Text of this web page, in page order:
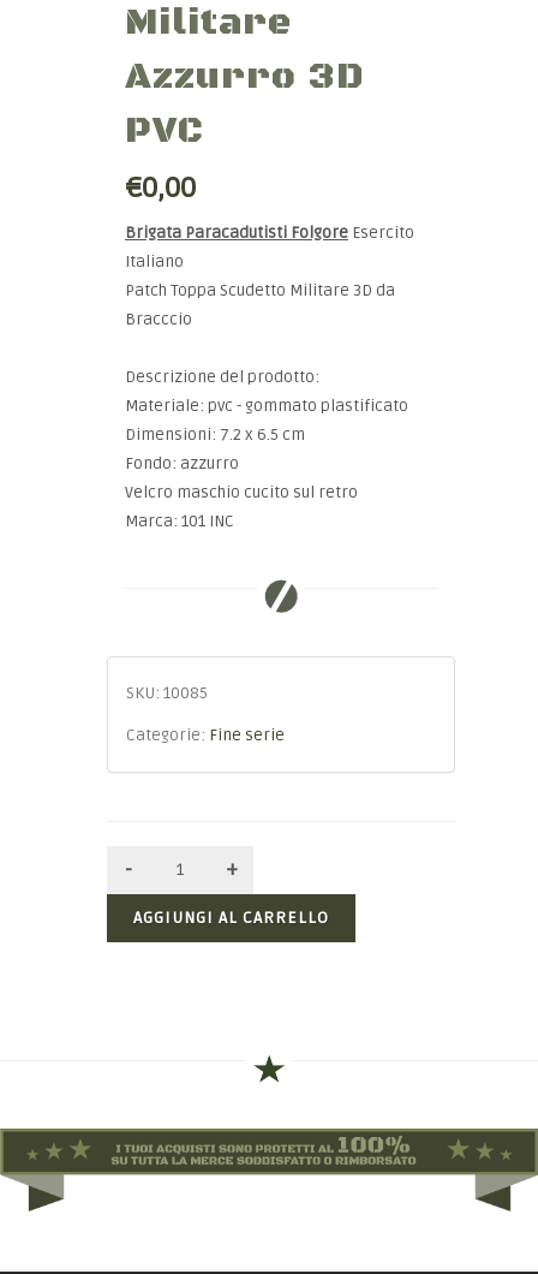
Militare
Azzurro 3D
PVC
€0,00
Brigata Paracadutisti Folgore Esercito
Italiano
Patch Toppa Scudetto Militare 3D da
Bracccio
Descrizione del prodotto:
Materiale: pvc - gommato plastificato
Dimensioni: 7.2 x 6.5 cm
Fondo: azzurro
Velcro maschio cucito sul retro
Marca: 101 INC
SKU: 10085
Categorie: Fine serie
AGGIUNGI AL CARRELLO